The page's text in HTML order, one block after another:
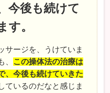
今後も続けて
す。
サージを、うけていま
、
この操体法の治療は
、今後も続けていきた
ているのだなと感じま